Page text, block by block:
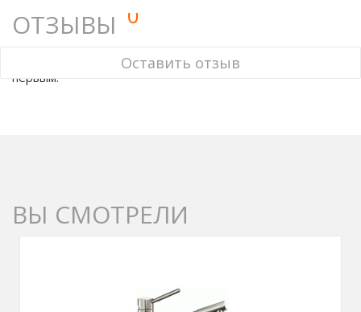
ОТЗЫВЫ 0
Оставить отзыв
У этого товара нет ни одного отзыва. Вы можете стать
первым.
ВЫ СМОТРЕЛИ